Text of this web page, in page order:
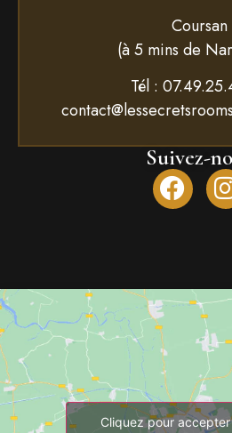
Coursan
(à 5 mins de
Tél :
Suivez-
Cliquez pour